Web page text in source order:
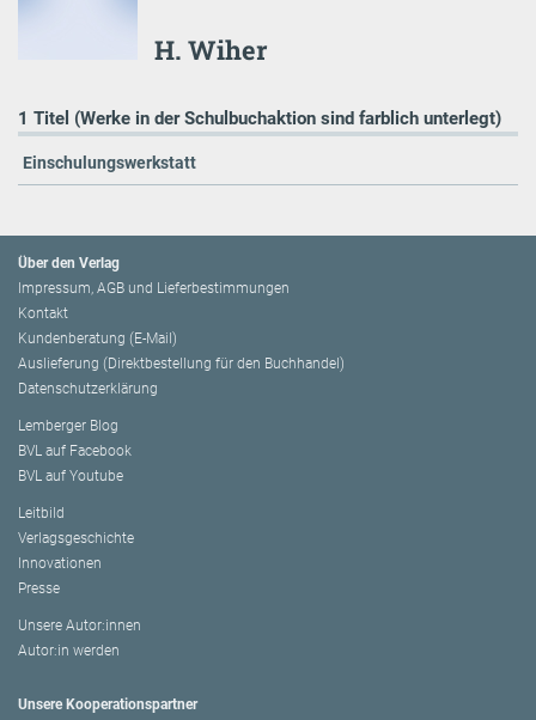
H. Wiher
1 Titel (Werke in der Schulbuchaktion sind farblich unterlegt)
Einschulungswerkstatt
Über den Verlag
Impressum, AGB und Lieferbestimmungen
Kontakt
Kundenberatung (E-Mail)
Auslieferung (Direktbestellung für den Buchhandel)
Datenschutzerklärung
Lemberger Blog
BVL auf Facebook
BVL auf Youtube
Leitbild
Verlagsgeschichte
Innovationen
Presse
Unsere Autor:innen
Autor:in werden
Unsere Kooperationspartner